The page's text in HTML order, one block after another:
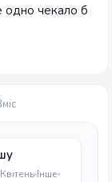
одно чекало б
Інше